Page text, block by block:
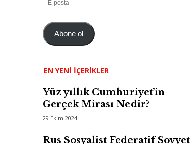
posta
Abone ol
EN YENI İÇERIKLER
Yüz yıllık Cumhuriyet’in
Gerçek Mirası Nedir?
29 Ekim 2024
Rus Sosyalist Federatif Sovyet